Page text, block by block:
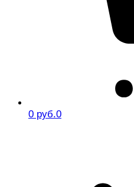
0 руб.0